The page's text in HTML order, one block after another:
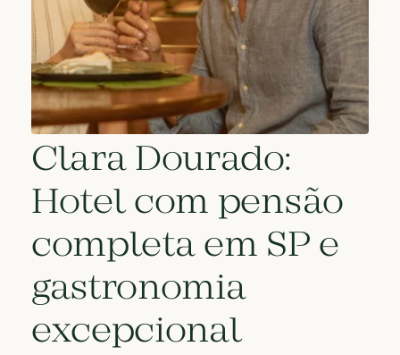
Clara Dourado:
Hotel com pensão
completa em SP e
gastronomia
excepcional